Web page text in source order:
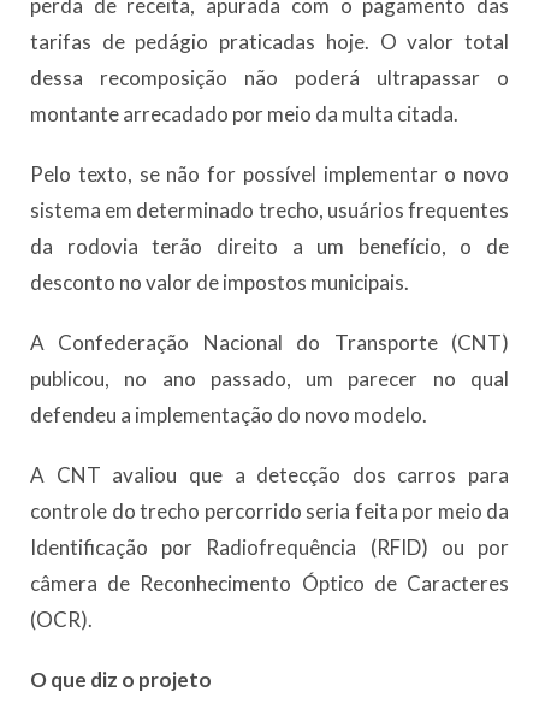
tarifas de pedágio praticadas hoje. O valor total
dessa recomposição não poderá ultrapassar o
montante arrecadado por meio da multa citada.
Pelo texto, se não for possível implementar o novo
sistema em determinado trecho, usuários frequentes
da rodovia terão direito a um benefício, o de
desconto no valor de impostos municipais.
A Confederação Nacional do Transporte (CNT)
publicou, no ano passado, um parecer no qual
defendeu a implementação do novo modelo.
A CNT avaliou que a detecção dos carros para
controle do trecho percorrido seria feita por meio da
Identificação por Radiofrequência (RFID) ou por
câmera de Reconhecimento Óptico de Caracteres
(OCR).
O que diz o projeto